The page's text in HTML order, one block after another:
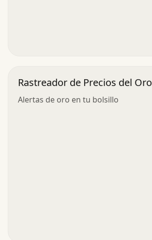
Rastreador de Precios del Oro
Alertas de oro en tu bolsillo